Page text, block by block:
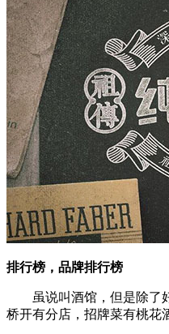
排行榜，品牌排行榜
虽说叫酒馆，但是除了
桥开有分店，招牌菜有桃花